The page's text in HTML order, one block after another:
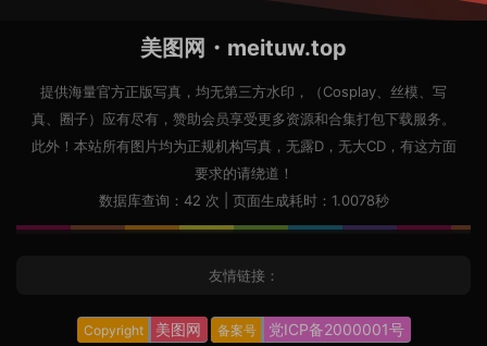
美图网・meituw.top
提供海量官方正版写真，均无第三方水印，（Cosplay、丝模、写
真、圈子）应有尽有，赞助会员享受更多资源和合集打包下载服务。
此外！本站所有图片均为正规机构写真，无露D，无大CD，有这方面
要求的请绕道！
数据库查询：42 次 | 页面生成耗时：1.0078秒
友情链接：
Copyright 美图网 备案号 党ICP备2000001号